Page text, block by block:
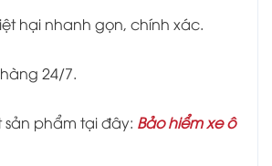
hại nhanh gọn, chính xác.
24/7.
sản phẩm tại đây: Bảo hiểm xe ô